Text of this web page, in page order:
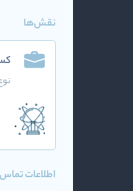
نقش‌ها
اطلاعات تماس